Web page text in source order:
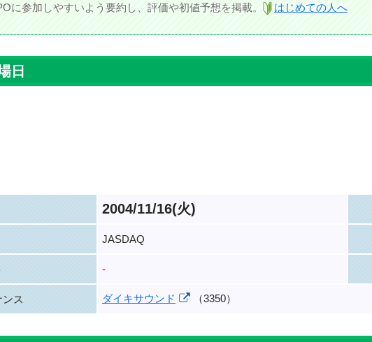
に参加しやすいよう要約し、評価や初値予想を掲載。
はじめての人へ
日
2004/11/16(火)
JASDAQ
-
ス ダイキサウンド （3350）